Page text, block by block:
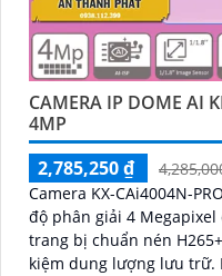
CAMERA IP DOME AI
4MP
2,785,250 ₫
Camera KX-CAi4004N-
độ phân giải 4
trang bị chuẩn nén
kiệm dung lượng lưu trữ.